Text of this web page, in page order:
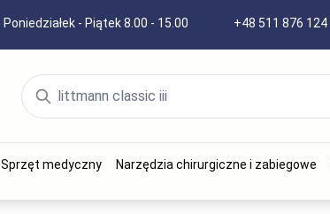
Poniedziałek - Piątek 8.00 - 15.00 +48 511 876 124
Sprzęt medyczny Narzędzia chirurgiczne i zabiegowe